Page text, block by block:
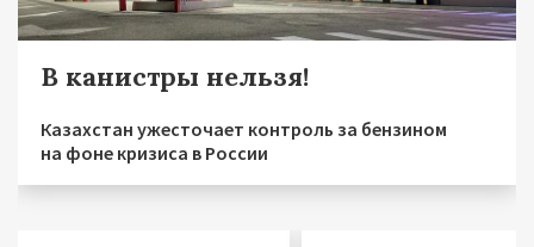
В канистры нельзя!
Казахстан ужесточает контроль за бензином
на фоне кризиса в России